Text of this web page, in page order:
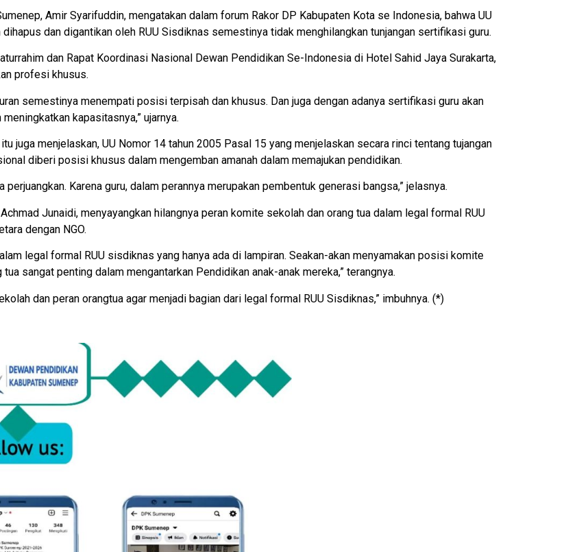
Amir Syarifuddin, mengatakan dalam forum Rakor DP Kabupaten Kota se Indonesia, bahwa UU
dan digantikan oleh RUU Sisdiknas semestinya tidak menghilangkan tunjangan sertifikasi guru.
dan Rapat Koordinasi Nasional Dewan Pendidikan Se-Indonesia di Hotel Sahid Jaya Surakarta,
profesi khusus.
semestinya menempati posisi terpisah dan khusus. Dan juga dengan adanya sertifikasi guru akan
kapasitasnya,” ujarnya.
juga menjelaskan, UU Nomor 14 tahun 2005 Pasal 15 yang menjelaskan secara rinci tentang tujangan
diberi posisi khusus dalam mengemban amanah dalam memajukan pendidikan.
Karena guru, dalam perannya merupakan pembentuk generasi bangsa,” jelasnya.
Junaidi, menyayangkan hilangnya peran komite sekolah dan orang tua dalam legal formal RUU
dengan NGO.
legal formal RUU sisdiknas yang hanya ada di lampiran. Seakan-akan menyamakan posisi komite
sangat penting dalam mengantarkan Pendidikan anak-anak mereka,” terangnya.
dan peran orangtua agar menjadi bagian dari legal formal RUU Sisdiknas,” imbuhnya. (*)